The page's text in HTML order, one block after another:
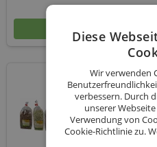
In den
Diese
Wir verwenden
verbessern. Durch
unserer
Verwendung von
Cookie-Richtlinie zu.